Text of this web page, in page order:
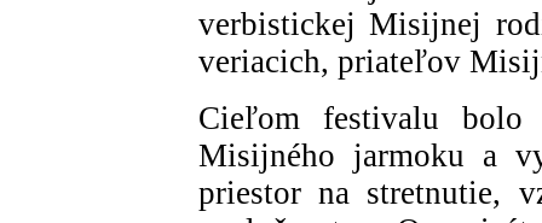
verbistickej Misijnej
veriacich, priateľov
Cieľom festivalu bolo
Misijného jarmoku a
priestor na stretnutie,